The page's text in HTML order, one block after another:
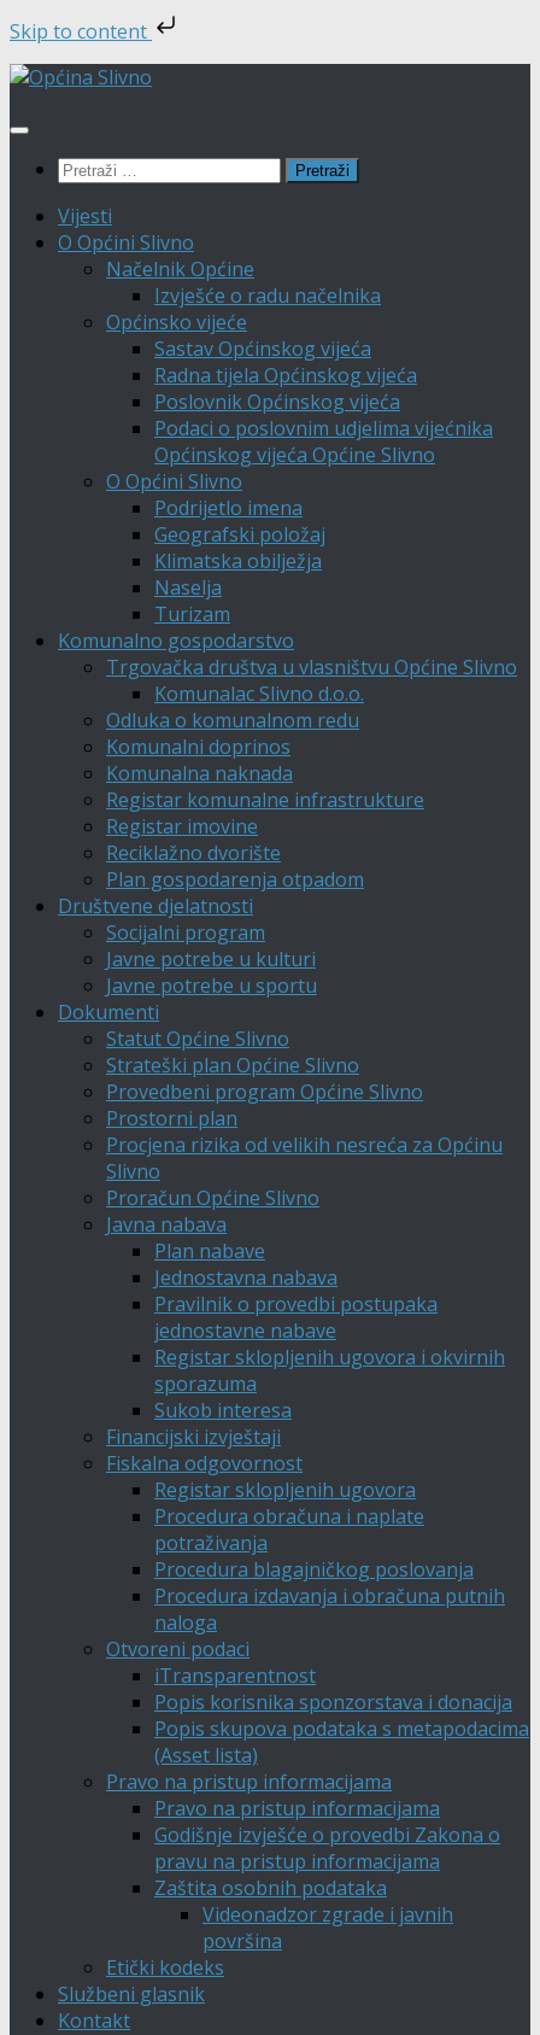
Skip to content
Skip
content
Pretraži:
Vijesti
O Općini Slivno
Načelnik Općine
Izvješće o radu načelnika
Općinsko vijeće
Sastav Općinskog vijeća
Radna tijela Općinskog vijeća
Poslovnik Općinskog vijeća
Podaci o poslovnim udjelima vijećnika
Općinskog vijeća Općine Slivno
O Općini Slivno
Podrijetlo imena
Geografski položaj
Klimatska obilježja
Naselja
Turizam
Komunalno gospodarstvo
Trgovačka društva u vlasništvu Općine Slivno
Komunalac Slivno d.o.o.
Odluka o komunalnom redu
Komunalni doprinos
Komunalna naknada
Registar komunalne infrastrukture
Registar imovine
Reciklažno dvorište
Plan gospodarenja otpadom
Društvene djelatnosti
Socijalni program
Javne potrebe u kulturi
Javne potrebe u sportu
Dokumenti
Statut Općine Slivno
Strateški plan Općine Slivno
Provedbeni program Općine Slivno
Prostorni plan
Procjena rizika od velikih nesreća za Općinu
Slivno
Proračun Općine Slivno
Javna nabava
Plan nabave
Jednostavna nabava
Pravilnik o provedbi postupaka
jednostavne nabave
Registar sklopljenih ugovora i okvirnih
sporazuma
Sukob interesa
Financijski izvještaji
Fiskalna odgovornost
Registar sklopljenih ugovora
Procedura obračuna i naplate
potraživanja
Procedura blagajničkog poslovanja
Procedura izdavanja i obračuna putnih
naloga
Otvoreni podaci
iTransparentnost
Popis korisnika sponzorstava i donacija
Popis skupova podataka s metapodacima
(Asset lista)
Pravo na pristup informacijama
Pravo na pristup informacijama
Godišnje izvješće o provedbi Zakona o
pravu na pristup informacijama
Zaštita osobnih podataka
Videonadzor zgrade i javnih
površina
Etički kodeks
Službeni glasnik
Kontakt